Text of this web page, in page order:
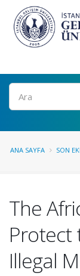
Ara
ANA SAYFA SON
The
Protect
Illegal